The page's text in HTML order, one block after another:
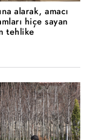
alarak, amacı
hiçe sayan
tehlike